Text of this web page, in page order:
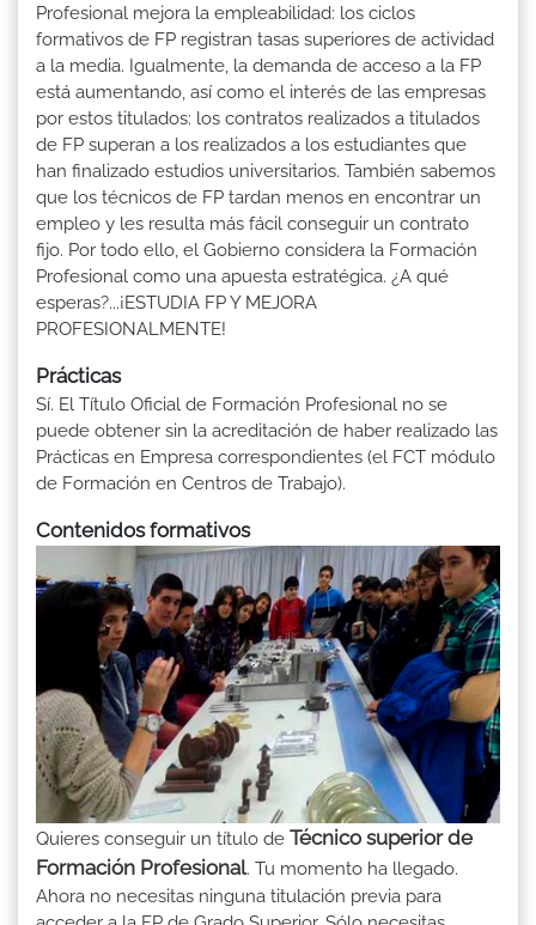
Profesional mejora la empleabilidad: los ciclos
formativos de FP registran tasas superiores de actividad
a la media. Igualmente, la demanda de acceso a la FP
está aumentando, así como el interés de las empresas
por estos titulados: los contratos realizados a titulados
de FP superan a los realizados a los estudiantes que
han finalizado estudios universitarios. También sabemos
que los técnicos de FP tardan menos en encontrar un
empleo y les resulta más fácil conseguir un contrato
fijo. Por todo ello, el Gobierno considera la Formación
Profesional como una apuesta estratégica. ¿A qué
esperas?...¡ESTUDIA FP Y MEJORA
PROFESIONALMENTE!
Prácticas
Sí. El Título Oficial de Formación Profesional no se
puede obtener sin la acreditación de haber realizado las
Prácticas en Empresa correspondientes (el FCT módulo
de Formación en Centros de Trabajo).
Contenidos formativos
Quieres conseguir un título de Técnico superior de
Formación Profesional. Tu momento ha llegado.
Ahora no necesitas ninguna titulación previa para